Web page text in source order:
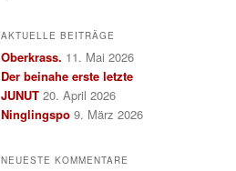
AKTUELLE BEITRÄGE
Oberkrass. 11. Mai 2026
Der beinahe erste letzte
JUNUT 20. April 2026
Ninglingspo 9. März 2026
NEUESTE KOMMENTARE